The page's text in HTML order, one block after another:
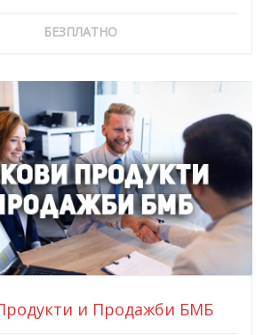
БЕЗПЛАТНО
и Продажби БМБ